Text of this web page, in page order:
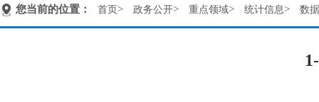
您当前的位置： 首页> 政务公开> 重点领域> 统计信息> 数